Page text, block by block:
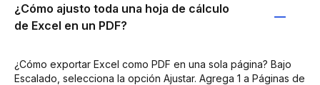
¿Cómo ajusto toda una hoja de cálculo
de Excel en un PDF?
¿Cómo exportar Excel como PDF en una sola página? Bajo
Escalado, selecciona la opción Ajustar. Agrega 1 a Páginas de